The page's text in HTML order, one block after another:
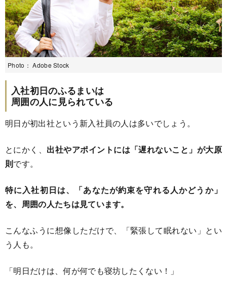
Photo： Adobe Stock
入社初日のふるまいは
周囲の人に見られている
明日が初出社という新入社員の人は多いでしょう。
とにかく、 出社やアポイントには「遅れないこと」が大原
則です。
特に入社初日は、「あなたが約束を守れる人かどうか」
を、周囲の人たちは見ています。
こんなふうに想像しただけで、「緊張して眠れない」とい
う人も。
「明日だけは、何が何でも寝坊したくない！」